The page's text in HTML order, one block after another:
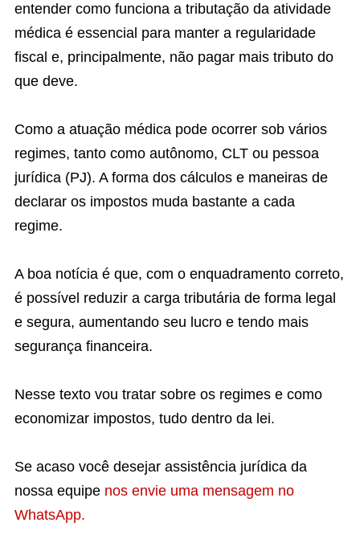
entender como funciona a tributação da atividade
médica é essencial para manter a regularidade
fiscal e, principalmente, não pagar mais tributo do
que deve.
Como a atuação médica pode ocorrer sob vários
regimes, tanto como autônomo, CLT ou pessoa
jurídica (PJ). A forma dos cálculos e maneiras de
declarar os impostos muda bastante a cada
regime.
A boa notícia é que, com o enquadramento correto,
é possível reduzir a carga tributária de forma legal
e segura, aumentando seu lucro e tendo mais
segurança financeira.
Nesse texto vou tratar sobre os regimes e como
economizar impostos, tudo dentro da lei.
Se acaso você desejar assistência jurídica da
nossa equipe nos envie uma mensagem no
WhatsApp.